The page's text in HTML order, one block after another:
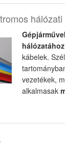
hálózatához
kábelek.
vezetékek,
alkalmasak